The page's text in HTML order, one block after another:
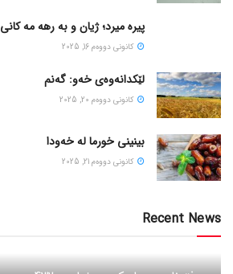
پیره میرد؛ ژیان و به رهه مه کانی
كانونی دووه‌م 16, 2025
لێکدانەوەی خەو: گەنم
كانونی دووه‌م 20, 2025
بینینی خورما لە خەودا
كانونی دووه‌م 21, 2025
Recent News